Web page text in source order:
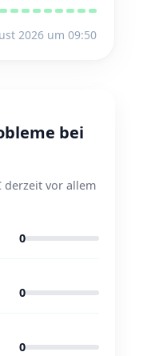
2026 um 09:50
bei
derzeit vor allem
0
0
0